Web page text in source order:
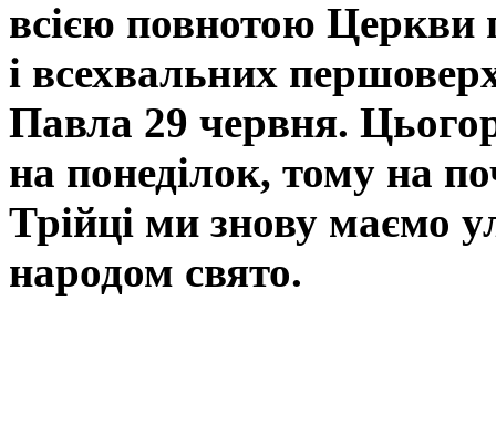
всією повнотою Церкви
і всехвальних
Павла 29 червня.
на понеділок, тому на
Трійці ми знову маємо
народом свято.